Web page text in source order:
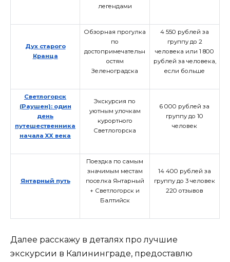
легендами
Дух старого
Кранца
Обзорная прогулка
по
достопримечательн
остям
Зеленоградска
4 550 рублей за
группу до 2
человека или 1 800
рублей за человека,
если больше
Светлогорск
(Раушен): один
день
путешественника
начала XX века
Экскурсия по
уютным улочкам
курортного
Светлогорска
6 000 рублей за
группу до 10
человек
Янтарный путь
Поездка по самым
значимым местам
поселка Янтарный
+ Светлогорск и
Балтийск
14 400 рублей за
группу до 3 человек
220 отзывов
Далее расскажу в деталях про лучшие
экскурсии в Калининграде, предоставлю